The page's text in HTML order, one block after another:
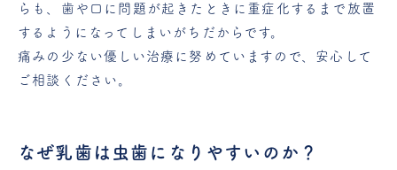
らも、歯や口に問題が起きたときに重症化するまで放置
するようになってしまいがちだからです。
痛みの少ない優しい治療に努めていますので、安心して
ご相談ください。
なぜ乳歯は虫歯になりやすいのか？